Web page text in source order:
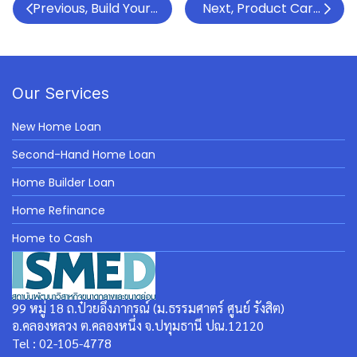
Previous, Build Your Personal Brand, Post Like Crazy,
Next, Product Carbon
Our Services
New Home Loan
Second-Hand Home Loan
Home Builder Loan
Home Refinance
Home to Cash
99 หมู่ 18 ถ.ป๋วยอึ๊งภากรณ์ (ม.ธรรมศาตร์ ศูนย์ รังสิต)
อ.คลองหลวง ต.คลองหนึ่ง จ.ปทุมธานี ปณ.12120
Tel : 02-105-4778